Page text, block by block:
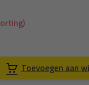
Toevoegen aan